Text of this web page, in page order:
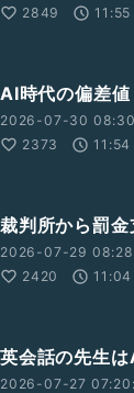
2849
11:55
AI時代の偏差値
2026-07-30
2373
11:54
裁判所から罰金
2026-07-29
2420
11:04
英会話の先生は
2026-07-27